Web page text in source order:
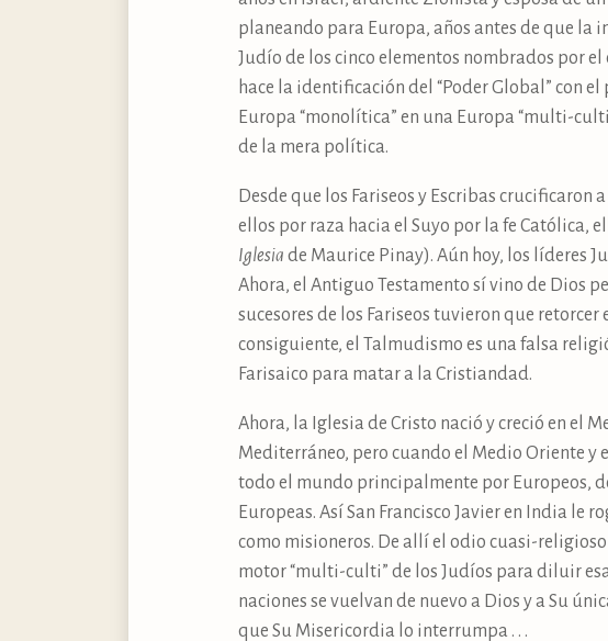
planeando para Europa, años antes de que la
Judío de los cinco elementos nombrados por
hace la identificación del “Poder Global” con
Europa “monolítica” en una Europa “multi-
de la mera política.
Desde que los Fariseos y Escribas
ellos por raza hacia el Suyo por la fe Católica,
Iglesia de Maurice Pinay). Aún hoy, los líderes
Ahora, el Antiguo Testamento sí vino de Dios
sucesores de los Fariseos tuvieron que
consiguiente, el Talmudismo es una falsa
Farisaico para matar a la Cristiandad.
Ahora, la Iglesia de Cristo nació y creció en el
Mediterráneo, pero cuando el Medio Oriente y
todo el mundo principalmente por Europeos,
Europeas. Así San Francisco Javier en India le
como misioneros. De allí el odio cuasi-religioso
motor “multi-culti” de los Judíos para diluir
naciones se vuelvan de nuevo a Dios y a Su
que Su Misericordia lo interrumpa . . .